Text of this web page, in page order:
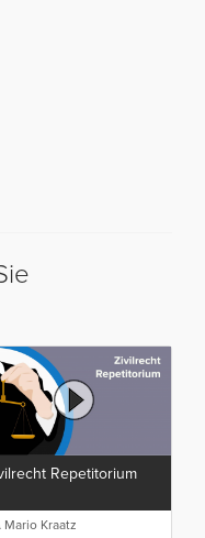
Repetitorium
Mario Kraatz